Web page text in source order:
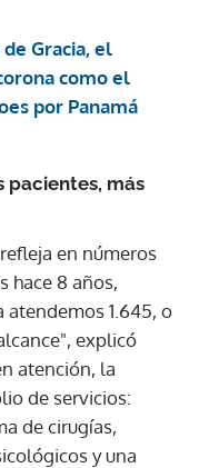
Gracia, el
como el
por Panamá
pacientes, más
en números
hace 8 años,
atendemos 1.645, o
explicó
atención, la
de servicios:
de cirugías,
y una